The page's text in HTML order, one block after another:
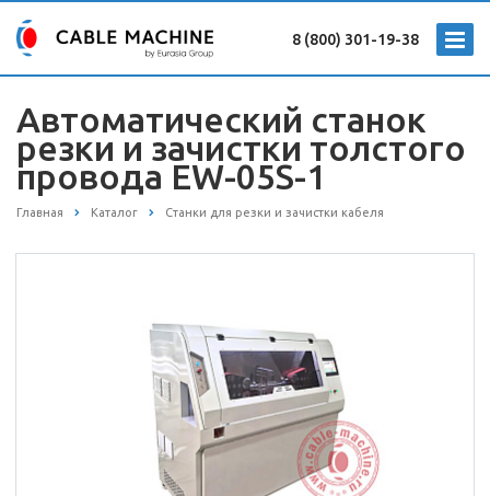
8 (800) 301-19-38
Автоматический станок
резки и зачистки толстого
провода EW-05S-1
Главная Каталог Станки для резки и зачистки кабеля